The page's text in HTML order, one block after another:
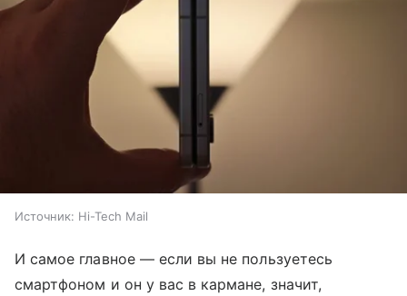
Источник: Hi-Tech Mail
И самое главное — если вы не пользуетесь
смартфоном и он у вас в кармане, значит,